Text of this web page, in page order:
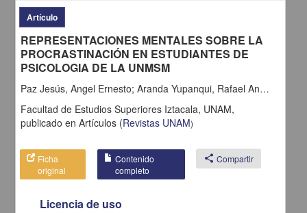
Habilidades sociais e depressão na adolescência: uma revisão da
literatura
Pereira Del Prette, Zilda Aparecida; Campos, Josiane Rosa; Del
Prette, Almir - Facultad de Estudios Superiores Iztacala, UNAM;
Artículo
REPRESENTACIONES MENTALES SOBRE LA
PROCRASTINACIÓN EN ESTUDIANTES DE
PSICOLOGIA DE LA UNMSM
Paz Jesús, Angel Ernesto; Aranda Yupanqui, Rafael Angel; Navarro Del Castillo, Magaly Del Rosario Juana; Delgado Aliaga, Martin Humberto; Sayas Castro, Yackeline
Facultad de Estudios Superiores Iztacala, UNAM,
publicado enArtículos (Revistas UNAM)
Ficha
original
Contenido
completo
share Compartir
Licencia de uso